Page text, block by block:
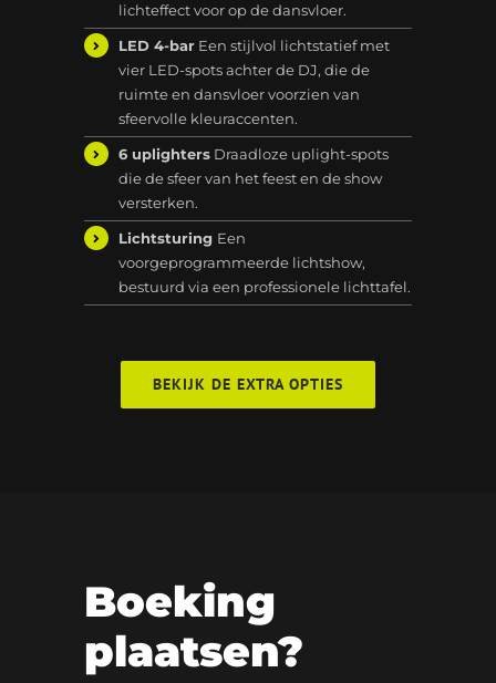
lichteffect voor op de dansvloer.
LED 4-bar Een stijlvol lichtstatief met
vier LED-spots achter de DJ, die de
ruimte en dansvloer voorzien van
sfeervolle kleuraccenten.
6 uplighters Draadloze uplight-spots
die de sfeer van het feest en de show
versterken.
Lichtsturing Een
voorgeprogrammeerde lichtshow,
bestuurd via een professionele lichttafel.
BEKIJK DE EXTRA OPTIES
Boeking
plaatsen?